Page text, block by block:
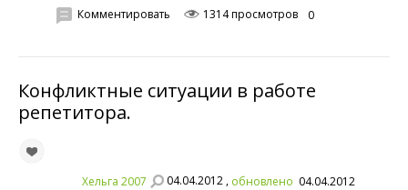
Комментировать 1314 просмотров 0
Конфликтные ситуации в работе
репетитора.
Хельга 2007 04.04.2012 , обновлено 04.04.2012